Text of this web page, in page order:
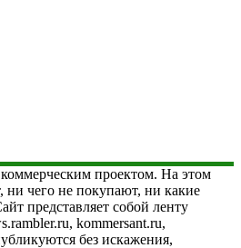
проектом. На этом
ни чего не покупают, ни какие
представляет собой ленту
kommersant.ru,
без искажения,